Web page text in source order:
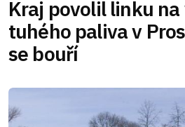
Kraj povolil linku na
tuhého paliva v
se bouří